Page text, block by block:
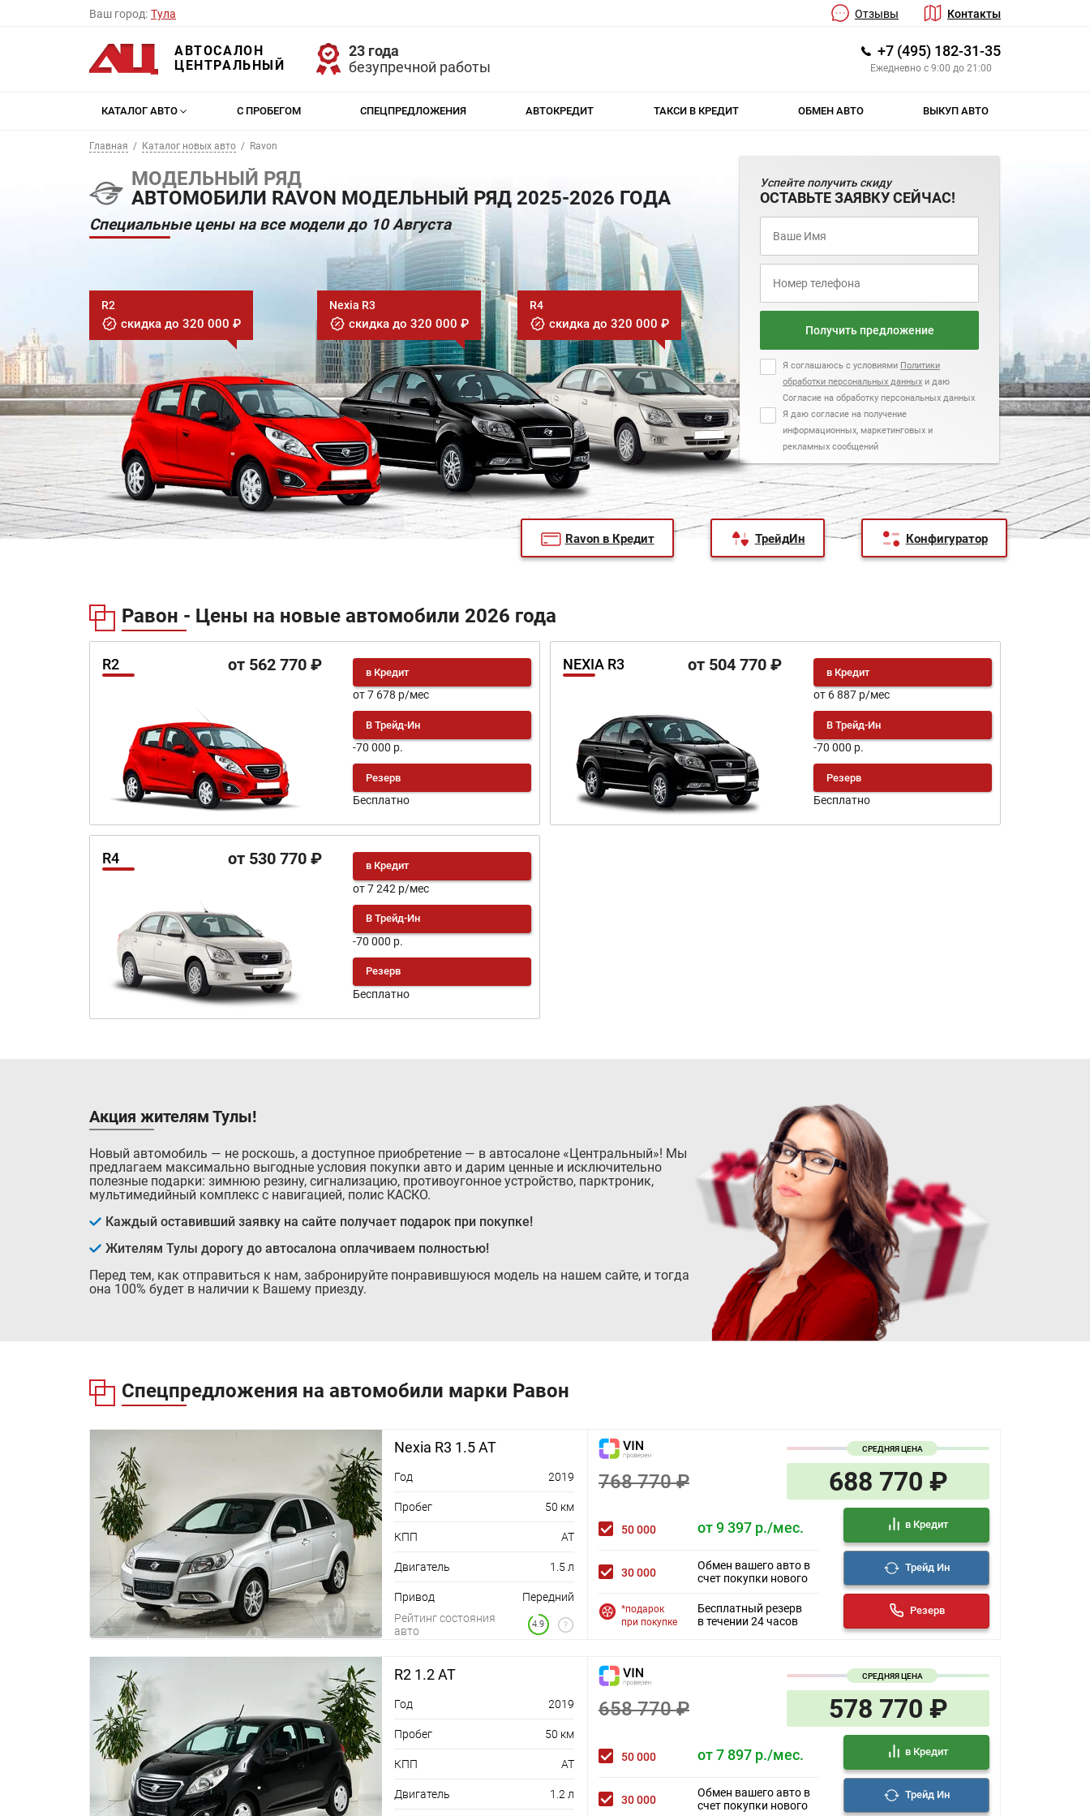
Ваш город: Тула Отзывы Контакты
АВТОСАЛОН
ЦЕНТРАЛЬНЫЙ
23 года
безупречной работы
+7 (495) 182-31-35
Ежедневно с 9:00 до 21:00
КАТАЛОГ АВТО С ПРОБЕГОМ СПЕЦПРЕДЛОЖЕНИЯ АВТОКРЕДИТ ТАКСИ В КРЕДИТ ОБМЕН АВТО ВЫКУП АВТО
Главная Каталог новых авто Ravon
МОДЕЛЬНЫЙ РЯД
АВТОМОБИЛИ RAVON МОДЕЛЬНЫЙ РЯД 2025-2026 ГОДА
Специальные цены на все модели до 10 Августа
R2
скидка до 320 000 ₽
Nexia R3
скидка до 320 000 ₽
R4
скидка до 320 000 ₽
Успейте получить скиду
ОСТАВЬТЕ ЗАЯВКУ СЕЙЧАС!
Получить предложение
Я соглашаюсь с условиями Политики
обработки персональных данных и даю
Согласие на обработку персональных данных
Я даю согласие на получение
информационных, маркетинговых и
рекламных сообщений
Ravon в Кредит ТрейдИн Конфигуратор
Равон - Цены на новые автомобили 2026 года
R2 от 562 770 ₽ в Кредит
от 7 678 р/мес
В Трейд-Ин
-70 000 р.
Резерв
Бесплатно
NEXIA R3 от 504 770 ₽ в Кредит
от 6 887 р/мес
В Трейд-Ин
-70 000 р.
Резерв
Бесплатно
R4 от 530 770 ₽ в Кредит
от 7 242 р/мес
В Трейд-Ин
-70 000 р.
Резерв
Бесплатно
Акция жителям Тулы!
Новый автомобиль — не роскошь, а доступное приобретение — в автосалоне «Центральный»! Мы
предлагаем максимально выгодные условия покупки авто и дарим ценные и исключительно
полезные подарки: зимнюю резину, сигнализацию, противоугонное устройство, парктроник,
мультимедийный комплекс с навигацией, полис КАСКО.
Каждый оставивший заявку на сайте получает подарок при покупке!
Жителям Тулы дорогу до автосалона оплачиваем полностью!
Перед тем, как отправиться к нам, забронируйте понравившуюся модель на нашем сайте, и тогда
она 100% будет в наличии к Вашему приезду.
Спецпредложения на автомобили марки Равон
Nexia R3 1.5 AT
Год 2019
Пробег 50 км
КПП AT
Двигатель 1.5 л
Привод
Передний
Рейтинг состояния
авто
4.9
СРЕДНЯЯ ЦЕНА
768 770 ₽ 688 770 ₽
50 000 от 9 397 р./мес. в Кредит
30 000
Обмен вашего авто в
счет покупки нового
Трейд Ин
*подарок
при покупке
Бесплатный резерв
в течении 24 часов
Резерв
R2 1.2 AT
Год 2019
Пробег 50 км
КПП AT
Двигатель 1.2 л
СРЕДНЯЯ ЦЕНА
658 770 ₽ 578 770 ₽
50 000 от 7 897 р./мес. в Кредит
30 000
Обмен вашего авто в
счет покупки нового
Трейд Ин